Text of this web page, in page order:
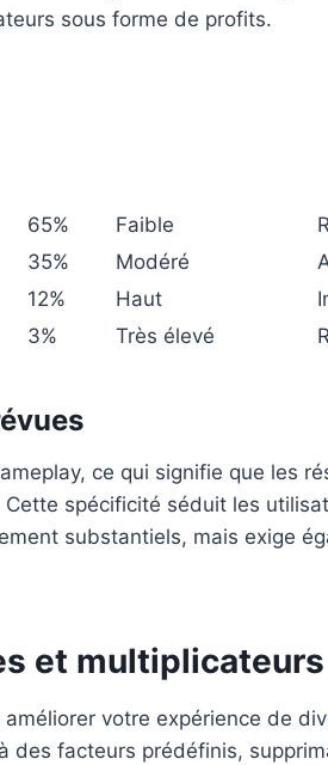
sous forme de profits.
65% Faible
35% Modéré
12% Haut
3% Très élevé
ce qui signifie que les
spécificité séduit les
substantiels, mais exige
et multiplicateurs
votre expérience de
des facteurs prédéfinis,